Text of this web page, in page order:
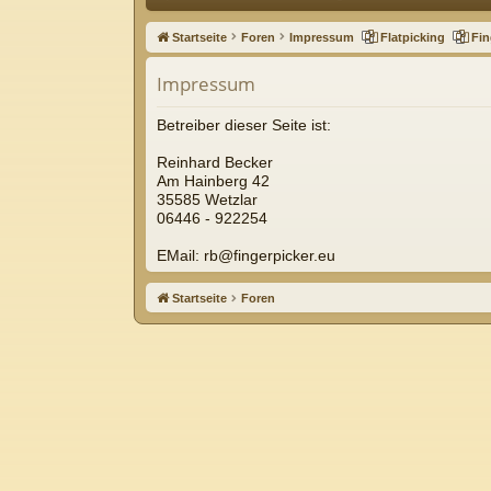
ne
llz
ug
riff
Startseite Foren Impressum Flatpicking
Impressum
Betreiber dieser Seite ist:
Reinhard Becker
Am Hainberg 42
35585 Wetzlar
06446 - 922254
EMail: rb@fingerpicker.eu
Startseite Foren